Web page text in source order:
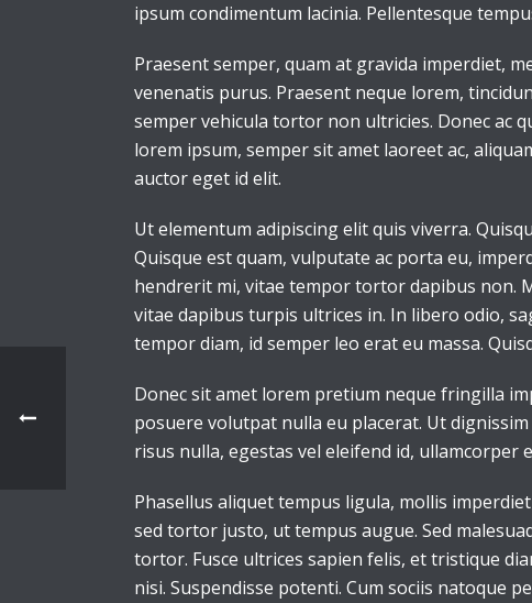
ipsum condimentum lacinia. Pellentesque
Praesent semper, quam at gravida imperdiet,
venenatis purus. Praesent neque lorem,
semper vehicula tortor non ultricies. Donec ac
lorem ipsum, semper sit amet laoreet ac,
auctor eget id elit.
Ut elementum adipiscing elit quis viverra.
Quisque est quam, vulputate ac porta eu,
hendrerit mi, vitae tempor tortor dapibus non.
vitae dapibus turpis ultrices in. In libero odio,
tempor diam, id semper leo erat eu massa.
Donec sit amet lorem pretium neque fringilla
posuere volutpat nulla eu placerat. Ut
risus nulla, egestas vel eleifend id, ullamcorper
Phasellus aliquet tempus ligula, mollis
sed tortor justo, ut tempus augue. Sed
tortor. Fusce ultrices sapien felis, et tristique
nisi. Suspendisse potenti. Cum sociis natoque